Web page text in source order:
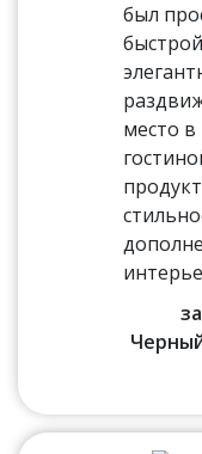
был
место